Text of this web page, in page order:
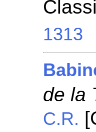
1313
de la
C.R.